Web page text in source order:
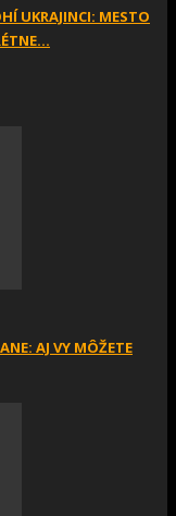
UKRAJINCI: MESTO
AJ VY MÔŽETE